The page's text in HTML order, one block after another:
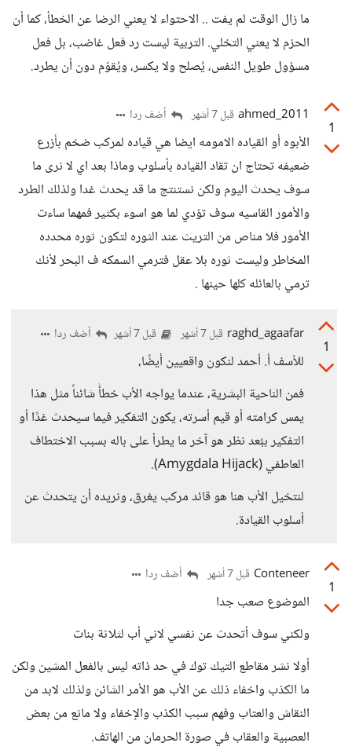
ما زال الوقت لم يفت .. الاحتواء لا يعني الرضا عن الخطأ، كما أن
الحزم لا يعني التخلي. التربية ليست رد فعل غاضب، بل فعل
مسؤول طويل النفس، يُصلح ولا يكسر، ويُقوّم دون أن يطرد.
1
ahmed_2011 قبل 7 أشهر أضف ردا
الأبوه أو القياده الامومه ايضا هي قياده لمركب ضخم بأزرع
ضعيفه تحتاج ان تقاد القياده بأسلوب وماذا بعد اي لا نرى ما
سوف يحدث اليوم ولكن نستنتج ما قد يحدث غدا ولذلك الطرد
والأمور القاسيه سوف تؤدي لما هو اسوء بكثير فمهما ساءت
الأمور فلا مناص من التريث عند الثوره لتكون ثوره محدده
المخاطر وليست ثوره بلا عقل فترمي السمكه ف البحر لأنك
ترمي بالعائله كلها حينها .
1
raghd_agaafar قبل 7 أشهر قبل 7 أشهر أضف ردا
للأسف أ. أحمد لنكون واقعيين أيضًا،
فمن الناحية البشرية، عندما يواجه الأب خطأً شائناً مثل هذا
يمس كرامته أو قيم أسرته، يكون التفكير فيما سيحدث غدًا أو
التفكير ببُعد نظر هو آخر ما يطرأ على باله بسبب الاختطاف
العاطفي (Amygdala Hijack).
لنتخيل الأب هنا هو قائد مركب يغرق، ونريده أن يتحدث عن
أسلوب القيادة.
1
Conteneer قبل 7 أشهر أضف ردا
الموضوع صعب جدا
ولكني سوف أتحدث عن نفسي لاني أب لثلاثة بنات
أولا نشر مقاطع التيك توك في حد ذاته ليس بالفعل المشين ولكن
ما الكذب واخفاء ذلك عن الأب هو الأمر الشائن ولذلك لابد من
النقاش والعتاب وفهم سبب الكذب والإخفاء ولا مانع من بعض
العصبية والعقاب في صورة الحرمان من الهاتف.